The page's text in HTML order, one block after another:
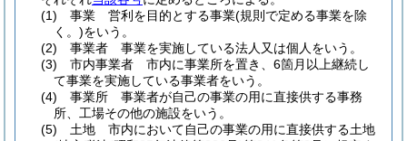
(1)
事業 営利を目的とする事業(規則で定める事業を除
く。)をいう。
(2)
事業者 事業を実施している法人又は個人をいう。
(3)
市内事業者 市内に事業所を置き、6箇月以上継続し
て事業を実施している事業者をいう。
(4)
事業所 事業者が自己の事業の用に直接供する事務
所、工場その他の施設をいう。
(5)
土地 市内において自己の事業の用に直接供する土地